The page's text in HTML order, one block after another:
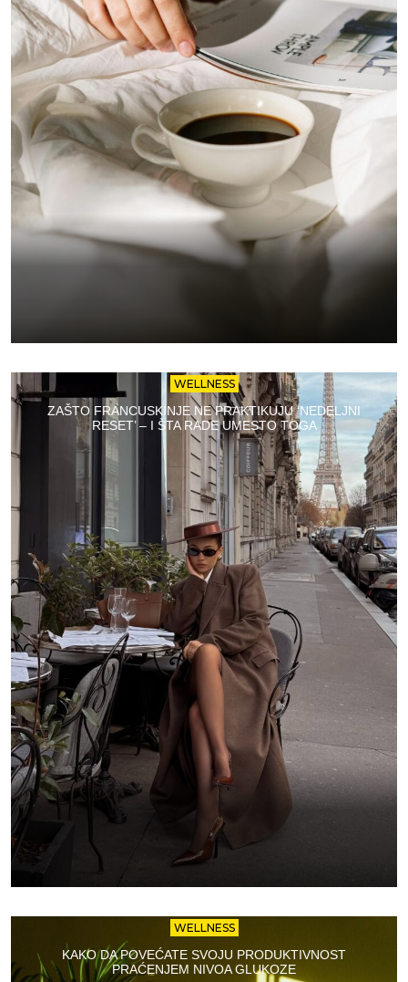
WELLNESS
ZAŠTO FRANCUSKINJE NE PRAKTIKUJU ‘NEDELJNI
RESET’ – I ŠTA RADE UMESTO TOGA
WELLNESS
KAKO DA POVEĆATE SVOJU PRODUKTIVNOST
PRAĆENJEM NIVOA GLUKOZE